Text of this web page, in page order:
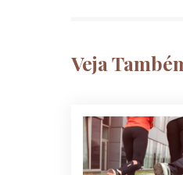
Veja